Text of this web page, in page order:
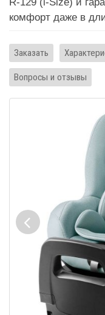
комфорт даже в
Заказать
Вопросы и отзывы